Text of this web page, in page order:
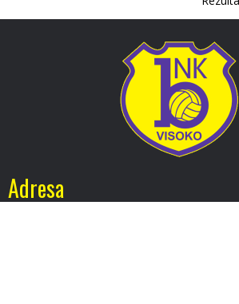
Adresa